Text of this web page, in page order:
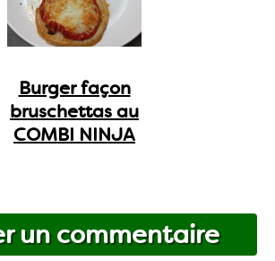
Burger façon
bruschettas au
COMBI NINJA
un commentaire